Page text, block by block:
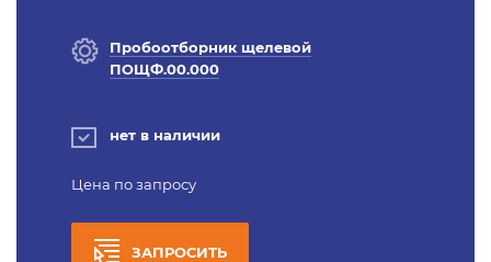
Пробоотборник щелевой
ПОЩФ.00.000
нет в наличии
Цена по запросу
ЗАПРОСИТЬ